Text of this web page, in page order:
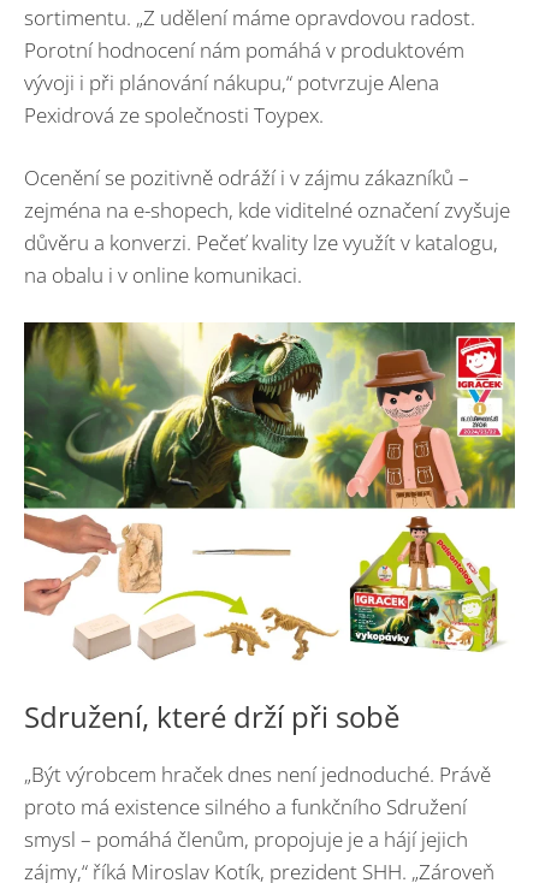
sortimentu. „Z udělení máme opravdovou radost.
Porotní hodnocení nám pomáhá v produktovém
vývoji i při plánování nákupu,“ potvrzuje Alena
Pexidrová ze společnosti Toypex.
Ocenění se pozitivně odráží i v zájmu zákazníků –
zejména na e-shopech, kde viditelné označení zvyšuje
důvěru a konverzi. Pečeť kvality lze využít v katalogu,
na obalu i v online komunikaci.
Sdružení, které drží při sobě
„Být výrobcem hraček dnes není jednoduché. Právě
proto má existence silného a funkčního Sdružení
smysl – pomáhá členům, propojuje je a hájí jejich
zájmy,“ říká Miroslav Kotík, prezident SHH. „Zároveň